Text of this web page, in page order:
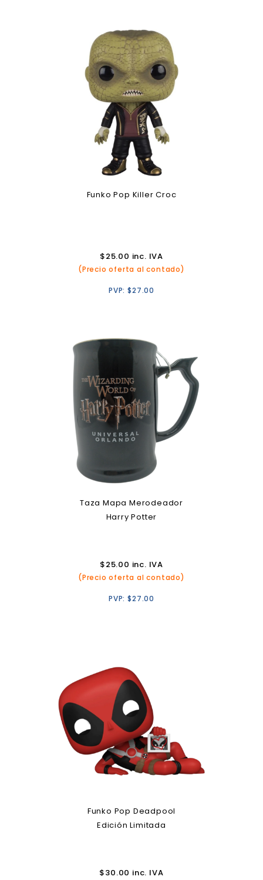
Funko Pop Killer Croc
$25.00 inc. IVA
(Precio oferta al contado)
PVP:$27.00
Taza Mapa Merodeador
Harry Potter
$25.00 inc. IVA
(Precio oferta al contado)
PVP:$27.00
Funko Pop Deadpool
Edición Limitada
$30.00 inc. IVA